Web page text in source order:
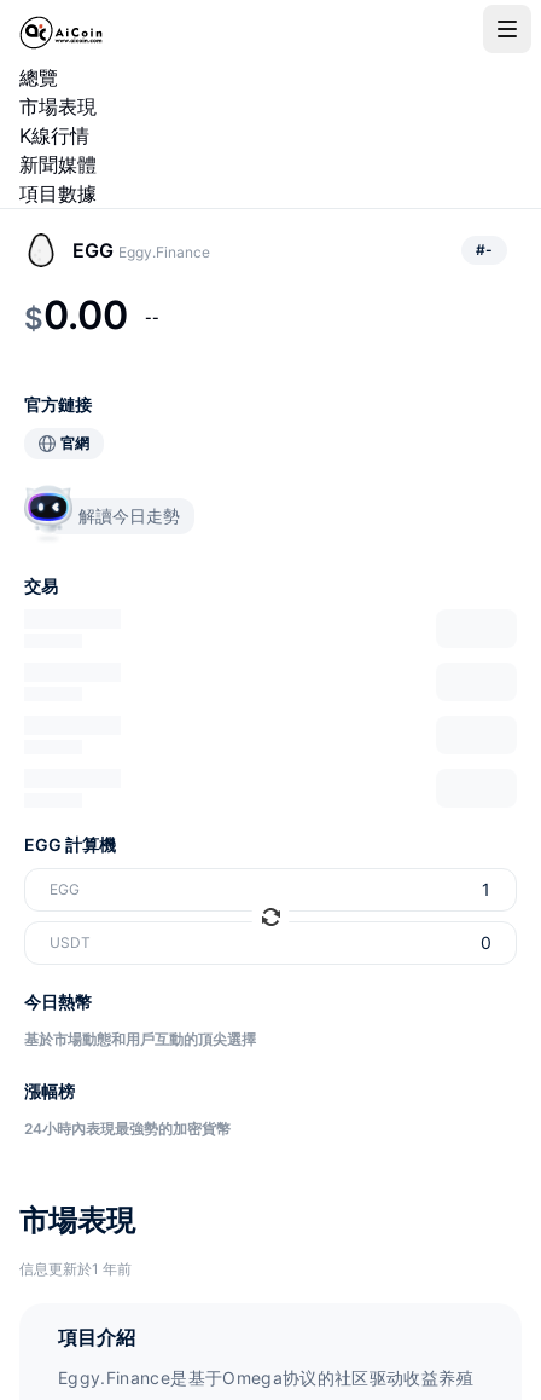
總覽
市場表現
K線行情
新聞媒體
項目數據
市場表現
信息更新於1 年前
項目介紹
Eggy.Finance是基于Omega协议的社区驱动收益养殖
EGG Eggy.Finance #-
$0.00 --
官方鏈接
官網
解讀今日走勢
交易
EGG 計算機
EGG
USDT
今日熱幣
基於市場動態和用戶互動的頂尖選擇
漲幅榜
24小時內表現最強勢的加密貨幣